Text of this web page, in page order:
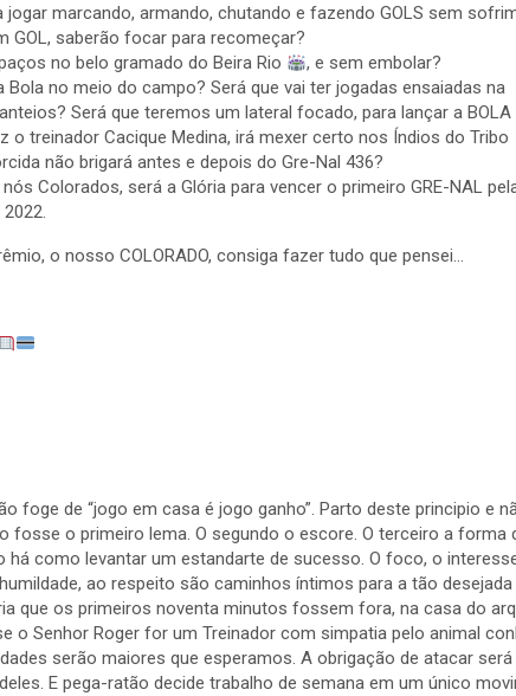
marcando, armando, chutando e fazendo GOLS sem
GOL, saberão focar para recomeçar?
no belo gramado do Beira Rio
, e sem embolar?
no meio do campo? Será que vai ter jogadas ensaiadas na
Será que teremos um lateral focado, para lançar a BOLA
o treinador Cacique Medina, irá mexer certo nos Índios do Tribo
não brigará antes e depois do Gre-Nal 436?
Colorados, será a Glória para vencer o primeiro GRE-NAL
o nosso COLORADO, consiga fazer tudo que pensei…
foge de “jogo em casa é jogo ganho”. Parto deste principio e
fosse o primeiro lema. O segundo o escore. O terceiro a forma
há como levantar um estandarte de sucesso. O foco, o
ao respeito são caminhos íntimos para a tão desejada
que os primeiros noventa minutos fossem fora, na casa do
o Senhor Roger for um Treinador com simpatia pelo animal
serão maiores que esperamos. A obrigação de atacar será
E pega-ratão decide trabalho de semana em um único